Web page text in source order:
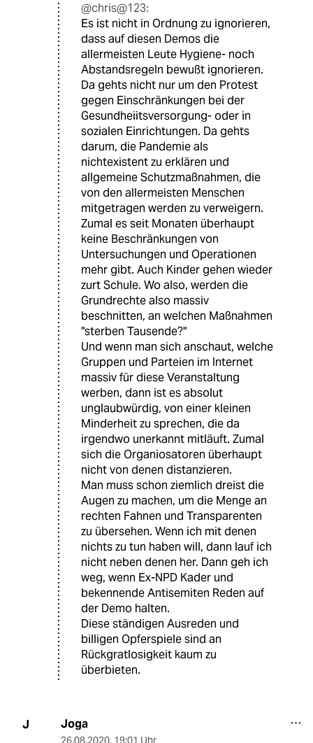
@chris@123:
Es ist nicht in Ordnung zu ignorieren,
dass auf diesen Demos die
allermeisten Leute Hygiene- noch
Abstandsregeln bewußt ignorieren.
Da gehts nicht nur um den Protest
gegen Einschränkungen bei der
Gesundheiitsversorgung- oder in
sozialen Einrichtungen. Da gehts
darum, die Pandemie als
nichtexistent zu erklären und
allgemeine Schutzmaßnahmen, die
von den allermeisten Menschen
mitgetragen werden zu verweigern.
Zumal es seit Monaten überhaupt
keine Beschränkungen von
Untersuchungen und Operationen
mehr gibt. Auch Kinder gehen wieder
zurt Schule. Wo also, werden die
Grundrechte also massiv
beschnitten, an welchen Maßnahmen
"sterben Tausende?"
Und wenn man sich anschaut, welche
Gruppen und Parteien im Internet
massiv für diese Veranstaltung
werben, dann ist es absolut
unglaubwürdig, von einer kleinen
Minderheit zu sprechen, die da
irgendwo unerkannt mitläuft. Zumal
sich die Organiosatoren überhaupt
nicht von denen distanzieren.
Man muss schon ziemlich dreist die
Augen zu machen, um die Menge an
rechten Fahnen und Transparenten
zu übersehen. Wenn ich mit denen
nichts zu tun haben will, dann lauf ich
nicht neben denen her. Dann geh ich
weg, wenn Ex-NPD Kader und
bekennende Antisemiten Reden auf
der Demo halten.
Diese ständigen Ausreden und
billigen Opferspiele sind an
Rückgratlosigkeit kaum zu
überbieten.
J Joga